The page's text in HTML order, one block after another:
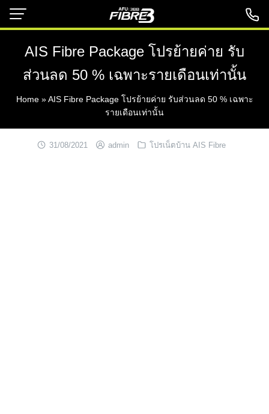
Skip
AIS Fibre Package โปรย้ายค่าย รับ
ส่วนลด 50 % เฉพาะรายเดือนเท่านั้น
Home»AIS Fibre Package โปรย้ายค่าย รับส่วนลด 50 % เฉพาะ
รายเดือนเท่านั้น
31/08/2021 admin โปรเน็ตบ้าน AIS Fibre